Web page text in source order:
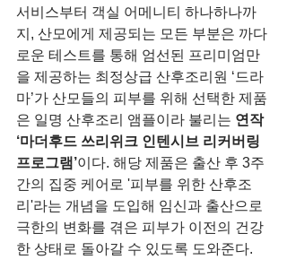
서비스부터 객실 어메니티 하나하나까
지, 산모에게 제공되는 모든 부분은 까다
로운 테스트를 통해 엄선된 프리미엄만
을 제공하는 최정상급 산후조리원 ‘드라
마’가 산모들의 피부를 위해 선택한 제품
은 일명 산후조리 앰플이라 불리는 연작
‘마더후드 쓰리위크 인텐시브 리커버링
프로그램’이다. 해당 제품은 출산 후 3주
간의 집중 케어로 '피부를 위한 산후조
리'라는 개념을 도입해 임신과 출산으로
극한의 변화를 겪은 피부가 이전의 건강
한 상태로 돌아갈 수 있도록 도와준다.